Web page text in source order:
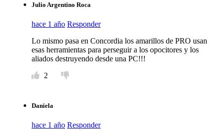
Julio Argentino Roca
hace 1 año Responder
Lo mismo pasa en Concordia los amarillos de PRO usan
esas herramientas para perseguir a los opocitores y los
aliados destruyendo desde una PC!!!
2
Daniela
hace 1 año Responder